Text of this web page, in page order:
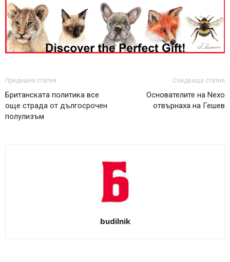
Предишна статия
Британската политика все
още страда от дългосрочен
полулизъм
Следваща статия
Основателите на Nexo
отвърнаха на Гешев
budilnik